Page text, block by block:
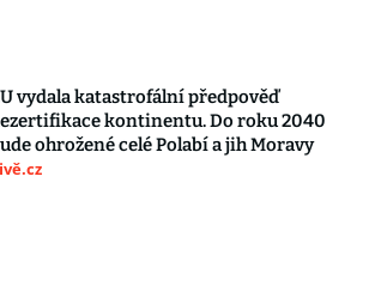
vydala katastrofální předpověď
kontinentu. Do roku 2040
ohrožené celé Polabí a jih Moravy